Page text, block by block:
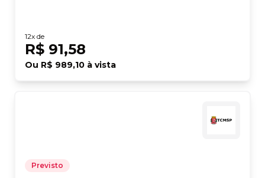
12x de
R$ 91,58
Ou R$ 989,10 à vista
Previsto